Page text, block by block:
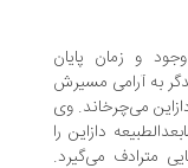
پایان
1930 هایدگر به آرامی مسیرش
وی
دازاین را
می‌گیرد.